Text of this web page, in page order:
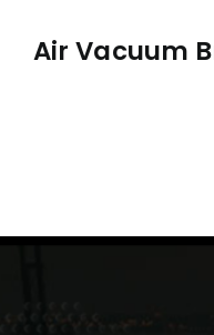
Air Vacuum